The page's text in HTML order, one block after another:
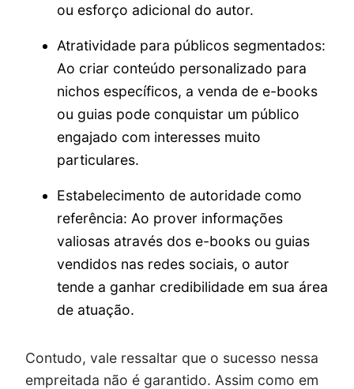
ou esforço adicional do autor.
Atratividade para públicos segmentados:
Ao criar conteúdo personalizado para
nichos específicos, a venda de e-books
ou guias pode conquistar um público
engajado com interesses muito
particulares.
Estabelecimento de autoridade como
referência: Ao prover informações
valiosas através dos e-books ou guias
vendidos nas redes sociais, o autor
tende a ganhar credibilidade em sua área
de atuação.
Contudo, vale ressaltar que o sucesso nessa
empreitada não é garantido. Assim como em